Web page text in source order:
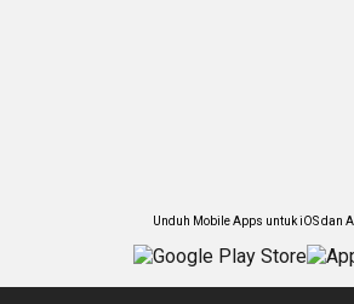
Unduh Mobile Apps untuk iOS dan